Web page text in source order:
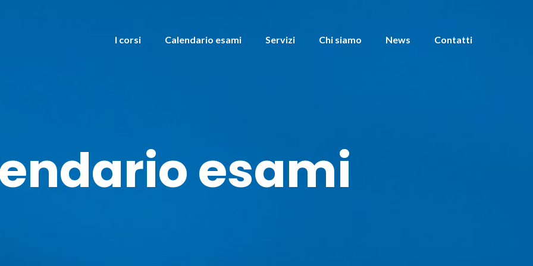
I corsi Calendario esami Servizi Chi siamo News Contatti
esami